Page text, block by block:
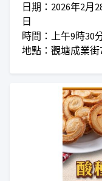
日期：2026年2月
日
時間：上午9時30
地點：觀塘成業